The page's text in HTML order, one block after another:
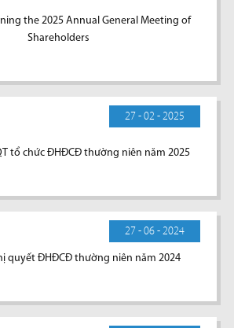
the 2025 Annual General Meeting of
Shareholders
27 - 02 - 2025
tổ chức ĐHĐCĐ thường niên năm 2025
27 - 06 - 2024
quyết ĐHĐCĐ thường niên năm 2024